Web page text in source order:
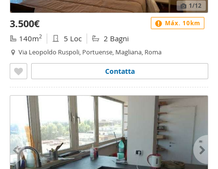
1/12
3.500€
140m2 5 Loc 2 Bagni
Via Leopoldo Ruspoli, Portuense, Magliana, Roma
Contatta
Máx. 10km